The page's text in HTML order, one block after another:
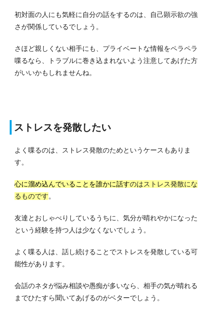
初対面の人にも気軽に自分の話をするのは、自己顕示欲の強
さが関係しているでしょう。
さほど親しくない相手にも、プライベートな情報をペラペラ
喋るなら、トラブルに巻き込まれないよう注意してあげた方
がいいかもしれませんね。
ストレスを発散したい
よく喋るのは、ストレス発散のためというケースもありま
す。
心に溜め込んでいることを誰かに話すのはストレス発散にな
るものです。
友達とおしゃべりしているうちに、気分が晴れやかになった
という経験を持つ人は少なくないでしょう。
よく喋る人は、話し続けることでストレスを発散している可
能性があります。
会話のネタが悩み相談や愚痴が多いなら、相手の気が晴れる
までひたすら聞いてあげるのがベターでしょう。